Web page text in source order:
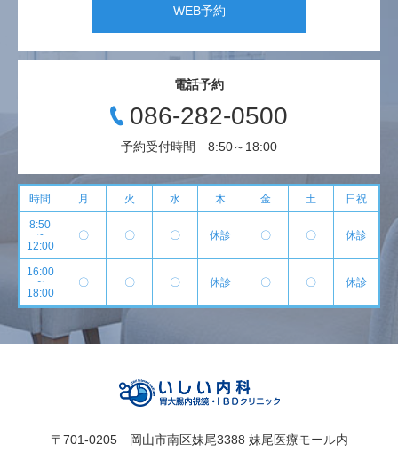
WEB予約
電話予約
086-282-0500
予約受付時間 8:50～18:00
時間 月 火 水 木 金 土 日祝
8:50
~
12:00
〇 〇 〇 休診 〇 〇 休診
16:00
~
18:00
〇 〇 〇 休診 〇 〇 休診
〒701-0205 岡山市南区妹尾3388 妹尾医療モール内